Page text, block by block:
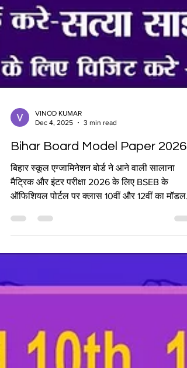
VINOD KUMAR
Dec 4, 2025
3 min read
Bihar Board Model Paper 2026
मैट्रिक और इंटर परीक्षा 2026 के लिए BSEB के
ऑफिशियल पोर्टल पर क्लास 10वीं और 12वीं का मॉडल
यानी biharboardonline.com से PDF में मॉडल पेपर
जानकारी बोर्ड का नाम बिहार विद्यालय परीक्षा समिति
(BSEB) कक्षा 10वीं एवं 12वीं वार्षिक परीक्षा वर्ष 2026